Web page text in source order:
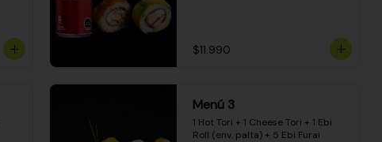
$11.990
Menú 3
1 Hot Tori + 1 Cheese Tori + 1 Ebi
Roll (env. palta) + 5 Ebi Furai